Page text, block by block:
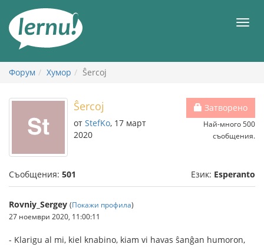
съдържанието
Форум Хумор Ŝercoj
Затворено
Най-много 500
съобщения.
Ŝercoj
от StefKo, 17 март
2020
Съобщения: 501 Език: Esperanto
Rovniy_Sergey (Покажи профила)
27 ноември 2020, 11:00:11
- Klarigu al mi, kiel knabino, kiam vi havas ŝanĝan humoron,